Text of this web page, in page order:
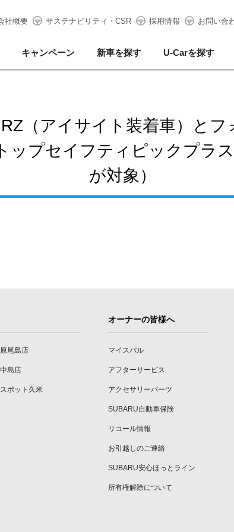
社概要 サステナビリティ・CSR 採用情報 お問い合
キャンペーン 新車を探す U-Carを探す
（アイサイト装着車）とフ
ップセイフティピックプラ
が対象）
尾島店
島店
ポット久米
オーナーの皆様へ
マイスバル
アフターサービス
アクセサリーパーツ
SUBARU自動車保険
リコール情報
お引越しのご連絡
SUBARU安心ほっとライン
所有権解除について